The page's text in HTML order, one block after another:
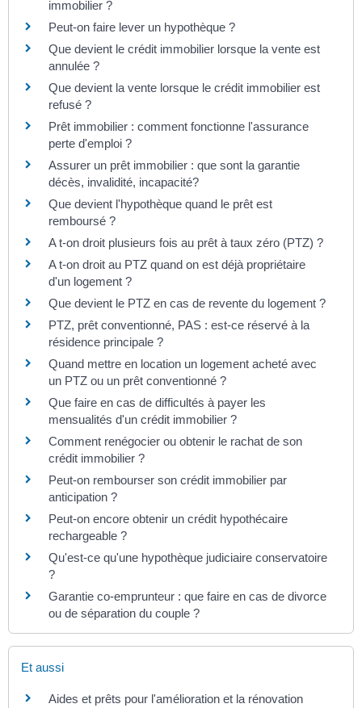
immobilier ?
Peut-on faire lever un hypothèque ?
Que devient le crédit immobilier lorsque la vente est
annulée ?
Que devient la vente lorsque le crédit immobilier est
refusé ?
Prêt immobilier : comment fonctionne l'assurance
perte d'emploi ?
Assurer un prêt immobilier : que sont la garantie
décès, invalidité, incapacité?
Que devient l'hypothèque quand le prêt est
remboursé ?
A t-on droit plusieurs fois au prêt à taux zéro (PTZ) ?
A t-on droit au PTZ quand on est déjà propriétaire
d'un logement ?
Que devient le PTZ en cas de revente du logement ?
PTZ, prêt conventionné, PAS : est-ce réservé à la
résidence principale ?
Quand mettre en location un logement acheté avec
un PTZ ou un prêt conventionné ?
Que faire en cas de difficultés à payer les
mensualités d'un crédit immobilier ?
Comment renégocier ou obtenir le rachat de son
crédit immobilier ?
Peut-on rembourser son crédit immobilier par
anticipation ?
Peut-on encore obtenir un crédit hypothécaire
rechargeable ?
Qu'est-ce qu'une hypothèque judiciaire conservatoire
?
Garantie co-emprunteur : que faire en cas de divorce
ou de séparation du couple ?
Et aussi
Aides et prêts pour l'amélioration et la rénovation